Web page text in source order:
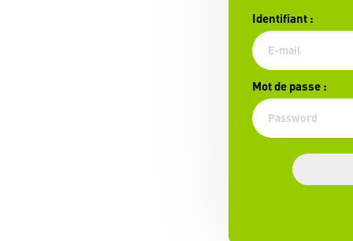
Identifiant :
Mot de passe :